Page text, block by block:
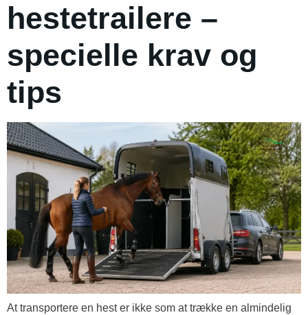
hestetrailere –
specielle krav og
tips
At transportere en hest er ikke som at trække en almindelig